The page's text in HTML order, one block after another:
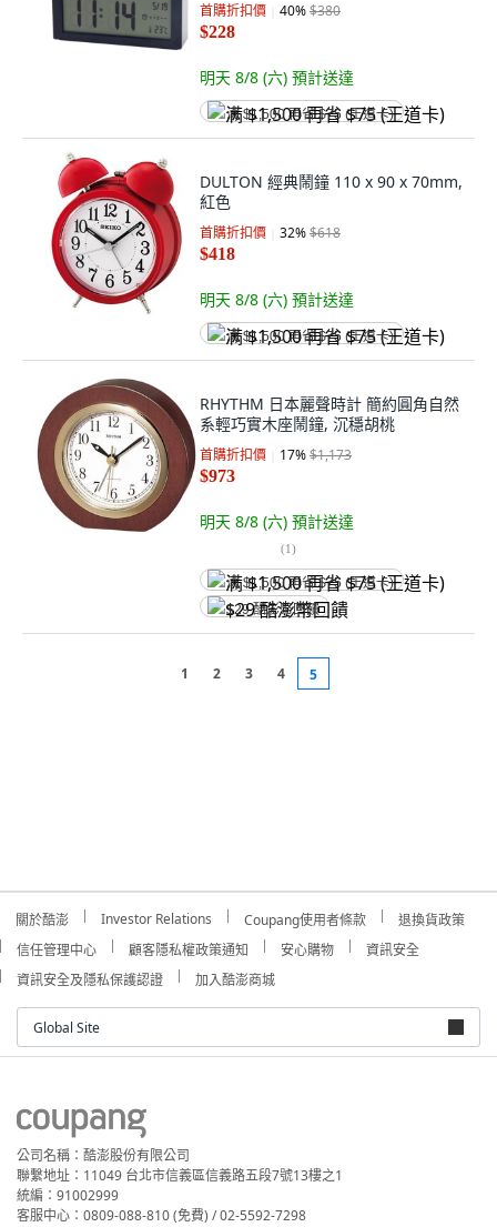
首購折扣價 40%$380
$228
明天 8/8 (六) 預計送達
满 $1,500 再省 $75 (王道卡)
DULTON 經典鬧鐘 110 x 90 x 70mm,
紅色
首購折扣價 32%$618
$418
明天 8/8 (六) 預計送達
满 $1,500 再省 $75 (王道卡)
RHYTHM 日本麗聲時計 簡約圓角自然
系輕巧實木座鬧鐘, 沉穩胡桃
首購折扣價 17%$1,173
$973
明天 8/8 (六) 預計送達
(1)
满 $1,500 再省 $75 (王道卡)
$29 酷澎幣回饋
1 2 3 4 5
關於酷澎 Investor Relations Coupang使用者條款
退換貨政策
信任管理中心
顧客隱私權政策通知 安心購物
資訊安全
資訊安全及隱私保護認證
加入酷澎商城
Global Site
公司名稱：酷澎股份有限公司
聯繫地址：11049 台北市信義區信義路五段7號13樓之1
統編：91002999
客服中心：0809-088-810 (免費) / 02-5592-7298